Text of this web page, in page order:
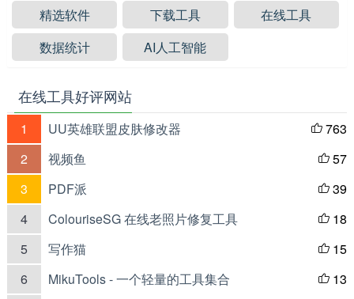
精选软件 下载工具
在线工具
数据统计
AI人工智能
在线工具好评网站
1 UU英雄联盟皮肤修改器  763
2
视频鱼  57
3
PDF派  39
4
ColouriseSG 在线老照片修复工具  18
5
写作猫  15
6
MikuTools - 一个轻量的工具集合  13